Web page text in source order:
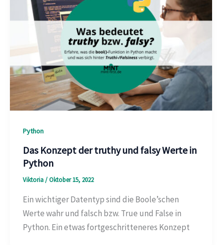
Python
Das Konzept der truthy und falsy Werte in
Python
Viktoria/Oktober 15, 2022
Ein wichtiger Datentyp sind die Boole’schen
Werte wahr und falsch bzw. True und False in
Python. Ein etwas fortgeschritteneres Konzept